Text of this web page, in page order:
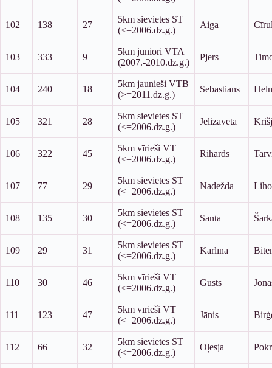
102 138 27
5km sievietes ST
(<=2006.dz.g.)
Aiga
103 333 9
5km juniori VTA
(2007.-2010.dz.g.)
Pjers
104 240 18
5km jaunieši VTB
(>=2011.dz.g.)
Sebastians
105 321 28
5km sievietes ST
(<=2006.dz.g.)
Jelizaveta
106 322 45
5km vīrieši VT
(<=2006.dz.g.)
Rihards
107 77 29
5km sievietes ST
(<=2006.dz.g.)
Nadežda
108 135 30
5km sievietes ST
(<=2006.dz.g.)
Santa
109 29 31
5km sievietes ST
(<=2006.dz.g.)
Karlīna
110 30 46
5km vīrieši VT
(<=2006.dz.g.)
Gusts
111 123 47
5km vīrieši VT
(<=2006.dz.g.)
Jānis
112 66 32
5km sievietes ST
(<=2006.dz.g.)
Oļesja